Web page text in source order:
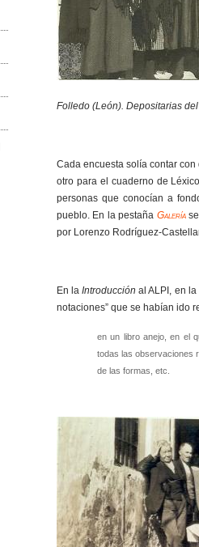
Folledo (León). Depositarias
Cada encuesta solía contar
otro para el cuaderno de
personas que conocían a
pueblo. En la pestaña Galería
por Lorenzo Rodríguez-
En laIntroducción al ALPI, en
notaciones” que se habían ido
en un libro anejo, en el
todas las observaciones
de las formas, etc.